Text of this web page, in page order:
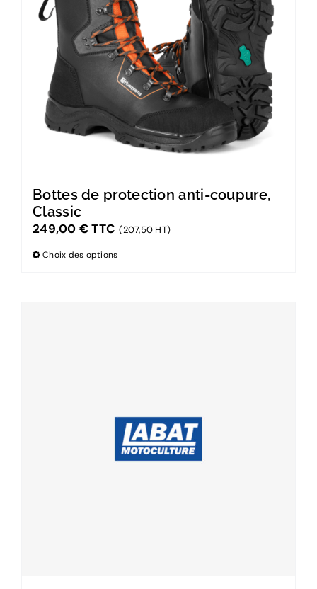
Bottes de protection anti-coupure,
Classic
249,00 €TTC (207,50 HT)
Choix des options